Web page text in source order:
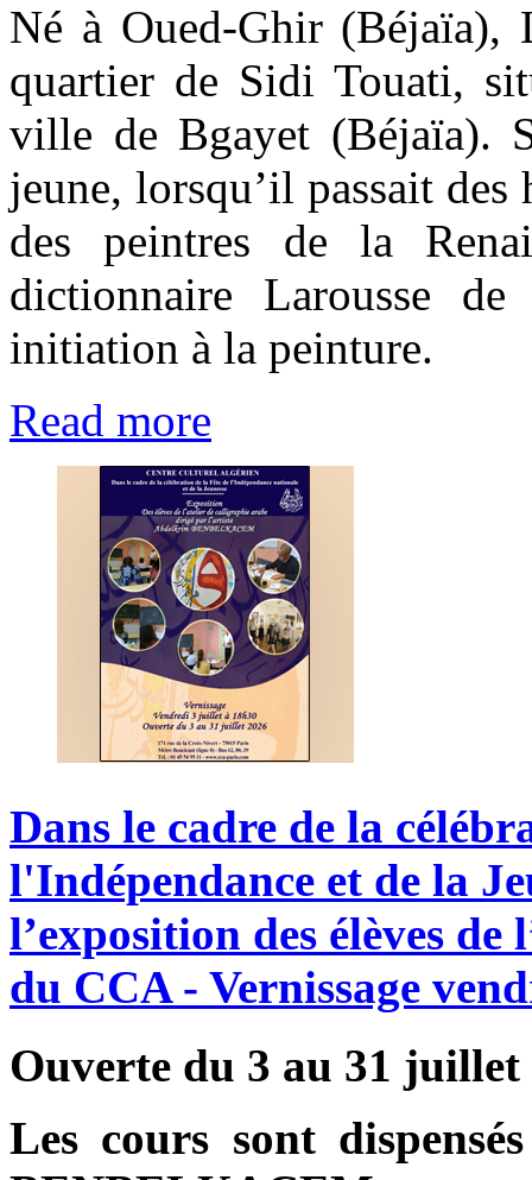
Né à Oued-Ghir (Béjaïa),
quartier de Sidi Touati,
ville de Bgayet (Béjaïa).
jeune, lorsqu’il passait
des peintres de la
dictionnaire Larousse
initiation à la peinture.
Read more
Dans le cadre de la
l'Indépendance et de la
l’exposition des élèves de
du CCA - Vernissage
Ouverte du 3 au 31 juillet
Les cours sont